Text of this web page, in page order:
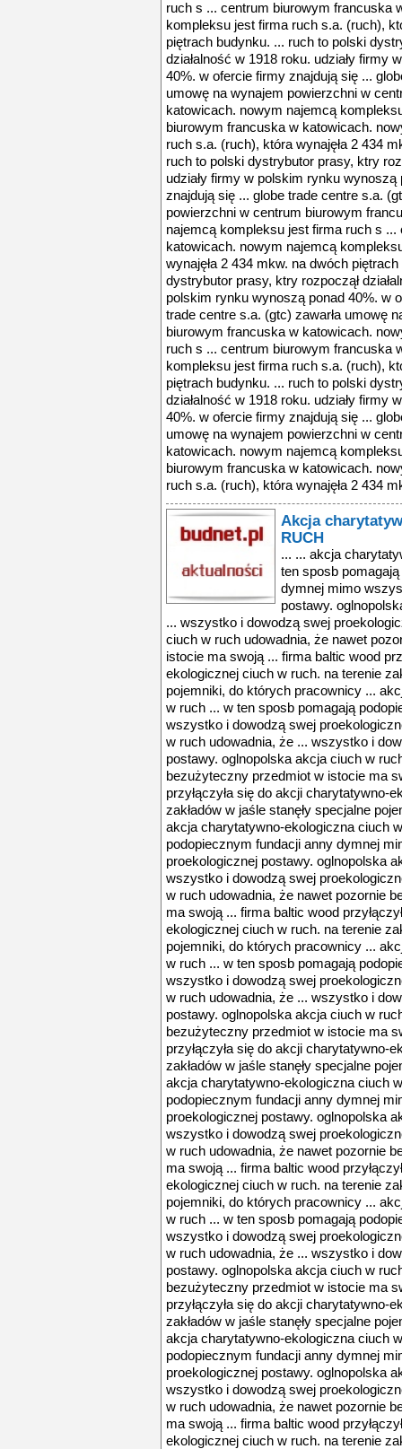
ruch s ... centrum biurowym francuska
kompleksu jest firma ruch s.a. (ruch),
piętrach budynku. ... ruch to polski
działalność w 1918 roku. udziały firmy
40%. w ofercie firmy znajdują się ...
umowę na wynajem powierzchni w
katowicach. nowym najemcą
biurowym francuska w katowicach.
ruch s.a. (ruch), która wynajęła 2 434
ruch to polski dystrybutor prasy, ktry
udziały firmy w polskim rynku
znajdują się ... globe trade centre s.a.
powierzchni w centrum biurowym
najemcą kompleksu jest firma ruch s
katowicach. nowym najemcą
wynajęła 2 434 mkw. na dwóch
dystrybutor prasy, ktry rozpoczął
polskim rynku wynoszą ponad 40%. w
trade centre s.a. (gtc) zawarła umowę
biurowym francuska w katowicach.
ruch s ... centrum biurowym francuska
kompleksu jest firma ruch s.a. (ruch),
piętrach budynku. ... ruch to polski
działalność w 1918 roku. udziały firmy
40%. w ofercie firmy znajdują się ...
umowę na wynajem powierzchni w
katowicach. nowym najemcą
biurowym francuska w katowicach.
ruch s.a. (ruch), która wynajęła 2 434
Akcja
RUCH
... ... akcja
ten sposb
dymnej mimo
postawy.
... wszystko i dowodzą swej
ciuch w ruch udowadnia, że nawet
istocie ma swoją ... firma baltic wood
ekologicznej ciuch w ruch. na terenie
pojemniki, do których pracownicy ...
w ruch ... w ten sposb pomagają
wszystko i dowodzą swej
w ruch udowadnia, że ... wszystko i
postawy. oglnopolska akcja ciuch w
bezużyteczny przedmiot w istocie ma
przyłączyła się do akcji charytatywno-
zakładów w jaśle stanęły specjalne
akcja charytatywno-ekologiczna ciuch
podopiecznym fundacji anny dymnej
proekologicznej postawy. oglnopolska
wszystko i dowodzą swej
w ruch udowadnia, że nawet pozornie
ma swoją ... firma baltic wood
ekologicznej ciuch w ruch. na terenie
pojemniki, do których pracownicy ...
w ruch ... w ten sposb pomagają
wszystko i dowodzą swej
w ruch udowadnia, że ... wszystko i
postawy. oglnopolska akcja ciuch w
bezużyteczny przedmiot w istocie ma
przyłączyła się do akcji charytatywno-
zakładów w jaśle stanęły specjalne
akcja charytatywno-ekologiczna ciuch
podopiecznym fundacji anny dymnej
proekologicznej postawy. oglnopolska
wszystko i dowodzą swej
w ruch udowadnia, że nawet pozornie
ma swoją ... firma baltic wood
ekologicznej ciuch w ruch. na terenie
pojemniki, do których pracownicy ...
w ruch ... w ten sposb pomagają
wszystko i dowodzą swej
w ruch udowadnia, że ... wszystko i
postawy. oglnopolska akcja ciuch w
bezużyteczny przedmiot w istocie ma
przyłączyła się do akcji charytatywno-
zakładów w jaśle stanęły specjalne
akcja charytatywno-ekologiczna ciuch
podopiecznym fundacji anny dymnej
proekologicznej postawy. oglnopolska
wszystko i dowodzą swej
w ruch udowadnia, że nawet pozornie
ma swoją ... firma baltic wood
ekologicznej ciuch w ruch. na terenie